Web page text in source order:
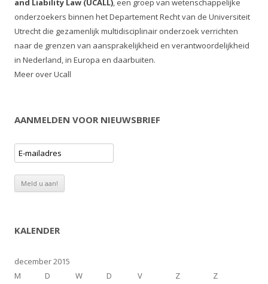
and Liability Law (UCALL), een groep van wetenschappelijke
onderzoekers binnen het Departement Recht van de Universiteit
Utrecht die gezamenlijk multidisciplinair onderzoek verrichten
naar de grenzen van aansprakelijkheid en verantwoordelijkheid
in Nederland, in Europa en daarbuiten.
Meer over Ucall
AANMELDEN VOOR NIEUWSBRIEF
KALENDER
december 2015
M
D W D V Z Z